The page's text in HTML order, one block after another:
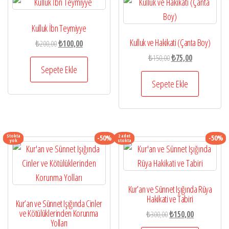
Kulluk İbn Teymiyye
₺200,00Orijinal
fiyat:
₺200,00.
₺100,00Şu
andaki
₺100,00.
Sepete Ekle
Kulluk ve Hakikati (Çanta Boy)
₺150,00Orijinal
fiyat:
₺150,00.
₺75,00Şu
andaki
₺75,00.
Sepete Ekle
Stokta
yok -50%
Kur’an ve Sünnet Işığında Cinler
ve Kötülüklerinden Korunma
Yolları
2 adet
stokta -50%
Kur’an ve Sünnet Işığında Rüya
Hakikati ve Tabiri
₺300,00Orijinal
fiyat:
₺150,00Şu
andaki